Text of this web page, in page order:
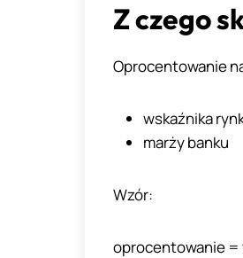
Z czego
Oprocentowanie
wskaźnika
marży banku
Wzór:
oprocentowanie =